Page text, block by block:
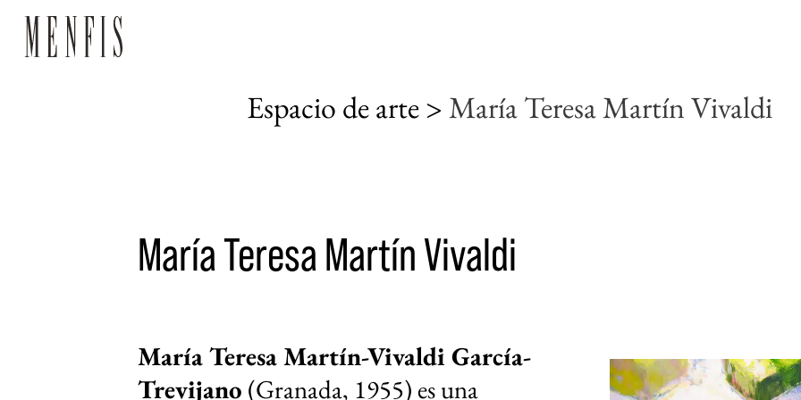
Espacio de arte > María Teresa Martín Vivaldi
María Teresa Martín Vivaldi
María Teresa Martín-Vivaldi García-
Trevijano (Granada, 1955) es una